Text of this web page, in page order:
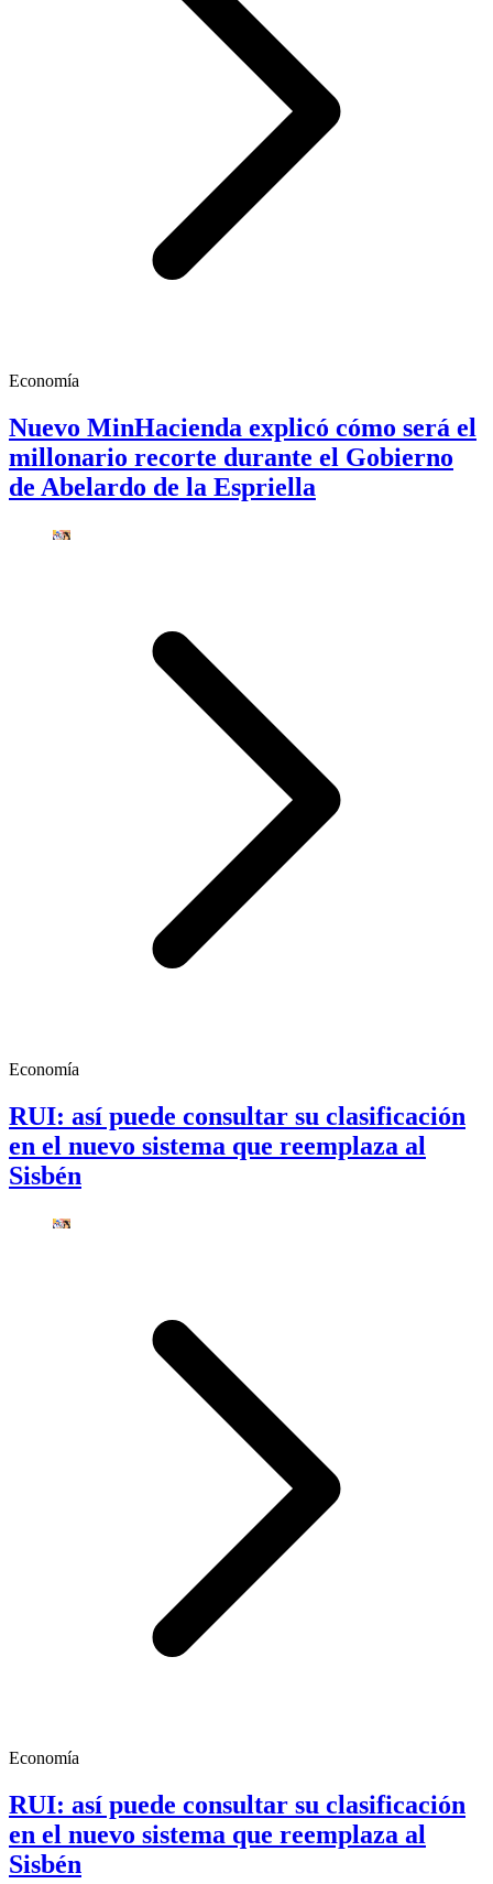
Economía
Nuevo MinHacienda explicó cómo será el
millonario recorte durante el Gobierno
de Abelardo de la Espriella
Economía
RUI: así puede consultar su clasificación
en el nuevo sistema que reemplaza al
Sisbén
Economía
RUI: así puede consultar su clasificación
en el nuevo sistema que reemplaza al
Sisbén